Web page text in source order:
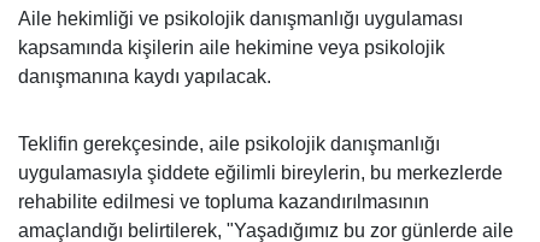
Aile hekimliği ve psikolojik danışmanlığı uygulaması
kapsamında kişilerin aile hekimine veya psikolojik
danışmanına kaydı yapılacak.
Teklifin gerekçesinde, aile psikolojik danışmanlığı
uygulamasıyla şiddete eğilimli bireylerin, bu merkezlerde
rehabilite edilmesi ve topluma kazandırılmasının
amaçlandığı belirtilerek, "Yaşadığımız bu zor günlerde aile